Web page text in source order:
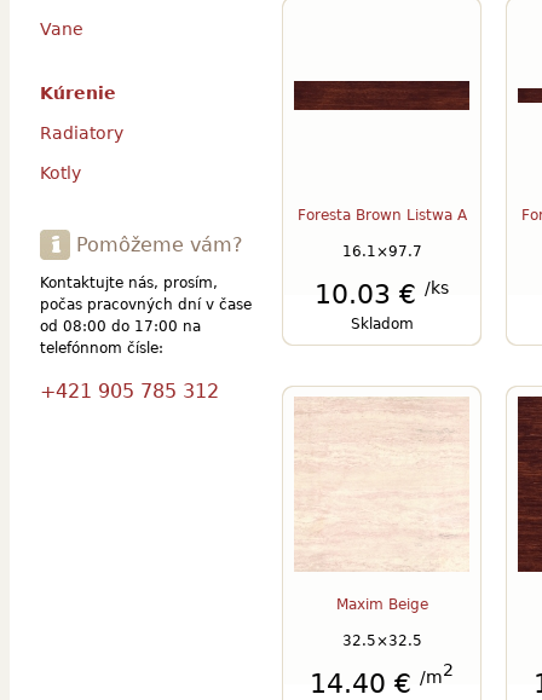
Foresta Brown Listwa A
16.1×97.7
10.03 € /ks
Skladom
Maxim Beige
32.5×32.5
14.40 € /m2
Vane
Kúrenie
Radiatory
Kotly
Pomôžeme vám?
Kontaktujte nás, prosím,
počas pracovných dní v čase
od 08:00 do 17:00 na
telefónnom čísle:
+421 905 785 312